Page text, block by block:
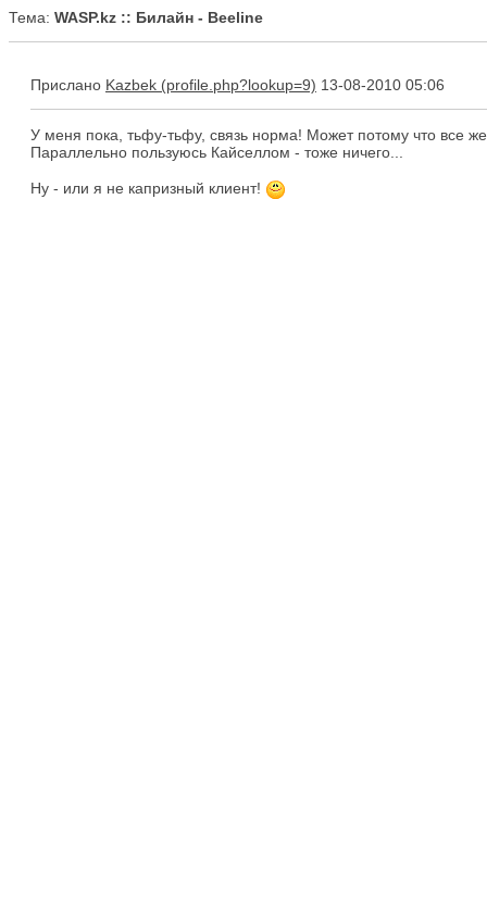
Тема: WASP.kz :: Билайн - Beeline
Прислано Kazbek 13-08-2010 05:06
У меня пока, тьфу-тьфу, связь норма! Может потому что все
Параллельно пользуюсь Кайселлом - тоже ничего...
Ну - или я не капризный клиент!